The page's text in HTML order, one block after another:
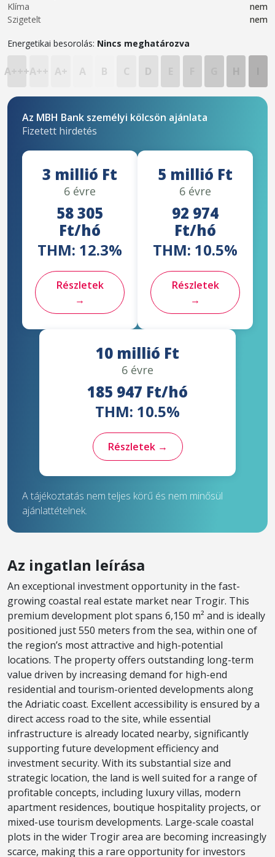
Klíma
nem
Szigetelt
nem
Energetikai besorolás: Nincs meghatározva
A+++A++ A+ A B C D
Az MBH Bank személyi kölcsön ajánlata
Fizetett hirdetés
3 millió Ft
6 évre
58 305
Ft/hó
THM: 12.3%
Részletek
→
5 millió Ft
6 évre
92 974
Ft/hó
THM: 10.5%
Részletek
→
10 millió Ft
6 évre
185 947 Ft/hó
THM: 10.5%
Részletek →
A tájékoztatás nem teljes körű és nem minősül
ajánlattételnek.
Az ingatlan leírása
An exceptional investment opportunity in the fast-
growing coastal real estate market near Trogir. This
premium development plot spans 6,150 m² and is ideally
positioned just 550 meters from the sea, within one of
the region’s most attractive and high-potential
locations. The property offers outstanding long-term
value driven by increasing demand for high-end
residential and tourism-oriented developments along
the Adriatic coast. Excellent accessibility is ensured by a
direct access road to the site, while essential
infrastructure is already located nearby, significantly
supporting future development efficiency and
investment security. With its substantial size and
strategic location, the land is well suited for a range of
profitable concepts, including luxury villas, modern
apartment residences, boutique hospitality projects, or
mixed-use tourism developments. Large-scale coastal
plots in the wider Trogir area are becoming increasingly
scarce, making this a rare opportunity for investors